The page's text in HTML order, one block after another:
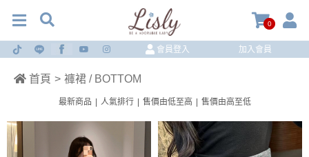
0
會員登入 加入會員
首頁 > 褲裙 / BOTTOM
最新商品 人氣排行 售價由低至高 售價由高至低